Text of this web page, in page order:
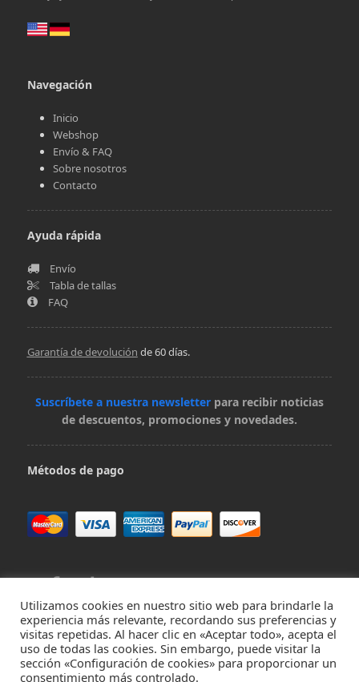
Navegación
Inicio
Webshop
Envío & FAQ
Sobre nosotros
Contacto
Ayuda rápida
Envío
Tabla de tallas
FAQ
Garantía de devolución de 60 días.
Suscríbete a nuestra newsletter para recibir noticias
de descuentos, promociones y novedades.
Métodos de pago
Contacta con nosotros en hola@virivee.es
Utilizamos cookies en nuestro sitio web para brindarle la
experiencia más relevante, recordando sus preferencias y
visitas repetidas. Al hacer clic en «Aceptar todo», acepta el
uso de todas las cookies. Sin embargo, puede visitar la
sección «Configuración de cookies» para proporcionar un
consentimiento más controlado.